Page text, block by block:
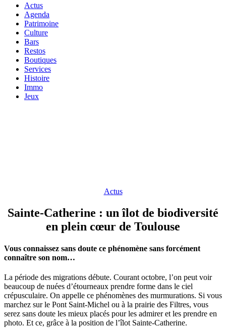
Actus
Agenda
Patrimoine
Culture
Bars
Restos
Boutiques
Services
Histoire
Immo
Jeux
Actus
Sainte-Catherine : un îlot de biodiversité
en plein cœur de Toulouse
Vous connaissez sans doute ce phénomène sans forcément
connaître son nom…
La période des migrations débute. Courant octobre, l’on peut voir
beaucoup de nuées d’étourneaux prendre forme dans le ciel
crépusculaire. On appelle ce phénomènes des murmurations. Si vous
marchez sur le Pont Saint-Michel ou à la prairie des Filtres, vous
serez sans doute les mieux placés pour les admirer et les prendre en
photo. Et ce, grâce à la position de l’îlot Sainte-Catherine.